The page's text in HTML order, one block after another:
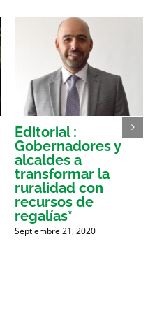
Editorial :
Gobernadores y
alcaldes a
transformar la
ruralidad con
recursos de
regalías*
Septiembre 21, 2020